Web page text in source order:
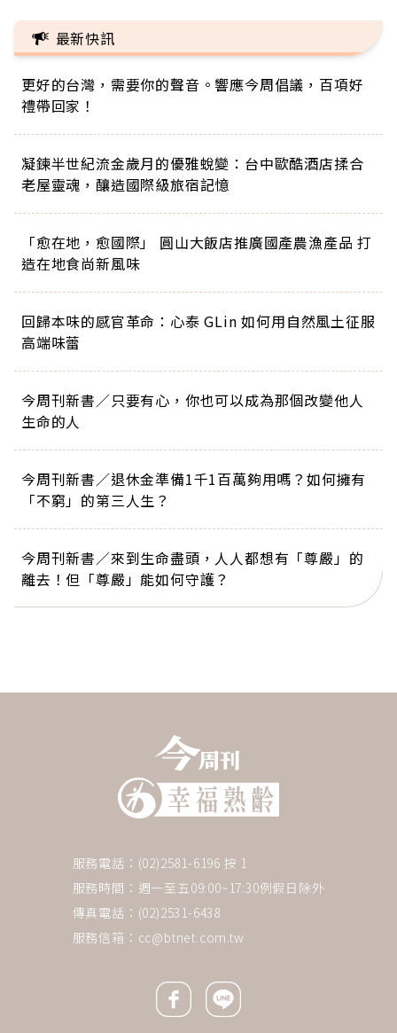
最新快訊
更好的台灣，需要你的聲音。響應今周倡議，百項好
禮帶回家！
凝鍊半世紀流金歲月的優雅蛻變：台中歐酷酒店揉合
老屋靈魂，釀造國際級旅宿記憶
「愈在地，愈國際」 圓山大飯店推廣國產農漁產品 打
造在地食尚新風味
回歸本味的感官革命：心泰 GLin 如何用自然風土征服
高端味蕾
今周刊新書／只要有心，你也可以成為那個改變他人
生命的人
今周刊新書／退休金準備1千1百萬夠用嗎？如何擁有
「不窮」的第三人生？
今周刊新書／來到生命盡頭，人人都想有「尊嚴」的
離去！但「尊嚴」能如何守護？
服務電話：(02)2581-6196 按 1
服務時間：週一至五09:00~17:30例假日除外
傳真電話：(02)2531-6438
服務信箱： cc@btnet.com.tw
Facebook icon
Line icon